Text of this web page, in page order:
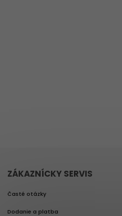
ZÁKAZNÍCKY SERVIS
Časté otázky
Dodanie a platba